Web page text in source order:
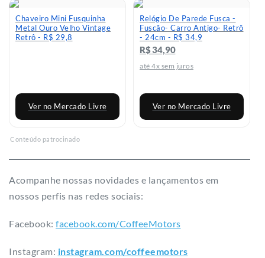
Chaveiro Mini Fusquinha
Metal Ouro Velho Vintage
Retrô - R$ 29,8
Ver no Mercado Livre
Relógio De Parede Fusca -
Fuscão- Carro Antigo- Retrô
- 24cm - R$ 34,9
R$ 34,90
até 4x sem juros
Ver no Mercado Livre
Conteúdo patrocinado
Acompanhe nossas novidades e lançamentos em
nossos perfis nas redes sociais:
Facebook: facebook.com/CoffeeMotors
Instagram: instagram.com/coffeemotors​